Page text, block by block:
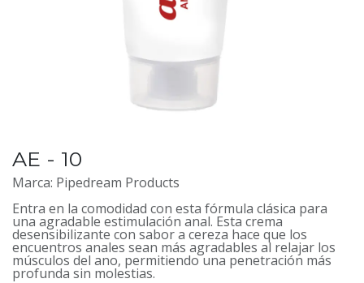
AE - 10
Marca: Pipedream Products
Entra en la comodidad con esta fórmula clásica para
una agradable estimulación anal. Esta crema
desensibilizante con sabor a cereza hace que los
encuentros anales sean más agradables al relajar los
músculos del ano, permitiendo una penetración más
profunda sin molestias.